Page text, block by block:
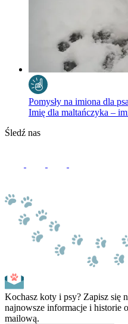
Pomysły na imiona dla psa
Imię dla maltańczyka –
Śledź nas
Kochasz koty i psy? Zapisz się
najnowsze informacje i historie
mailową.